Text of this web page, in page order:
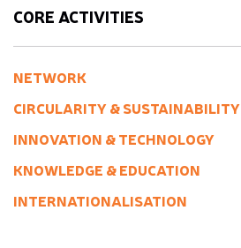
CORE ACTIVITIES
NETWORK
CIRCULARITY & SUSTAINABILITY
INNOVATION & TECHNOLOGY
KNOWLEDGE & EDUCATION
INTERNATIONALISATION